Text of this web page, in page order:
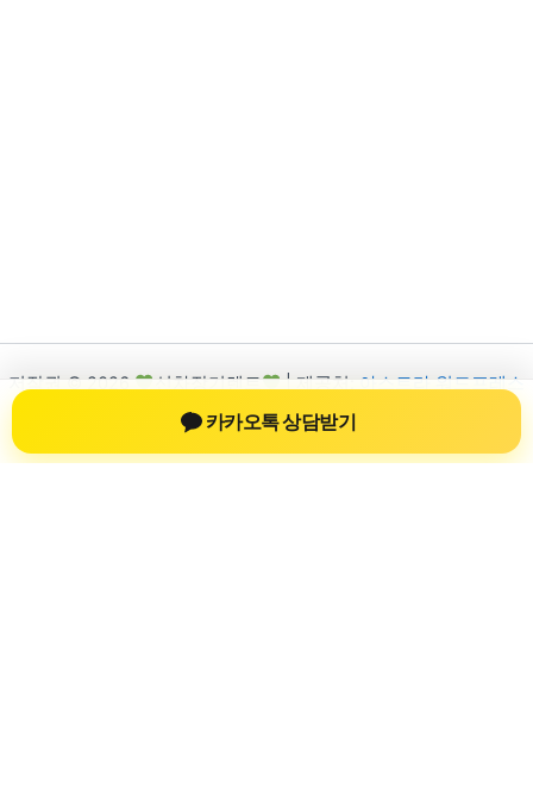
저작권 © 2026 신차장기렌트 | 제공처:
아스트라 워드프레스
테마
카카오톡 상담받기